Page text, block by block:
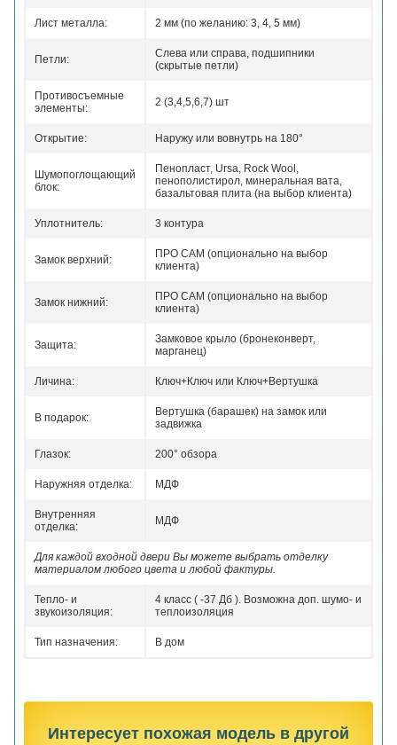
Лист металла: 2 мм (по желанию: 3, 4, 5 мм)
Петли:
Слева или справа, подшипники
(скрытые петли)
Противосъемные
элементы:
2 (3,4,5,6,7) шт
Открытие: Наружу или вовнутрь на 180°
Шумопоглощающий
блок:
Пенопласт, Ursa, Rock Wool,
пенополистирол, минеральная вата,
базальтовая плита (на выбор клиента)
Уплотнитель: 3 контура
Замок верхний:
ПРО САМ (опционально на выбор
клиента)
Замок нижний:
ПРО САМ (опционально на выбор
клиента)
Защита:
Замковое крыло (бронеконверт,
марганец)
Личина: Ключ+Ключ или Ключ+Вертушка
В подарок:
Вертушка (барашек) на замок или
задвижка
Глазок: 200° обзора
Наружняя отделка: МДФ
Внутренняя
отделка:
МДФ
Для каждой входной двери Вы можете выбрать отделку
материалом любого цвета и любой фактуры.
Тепло- и
звукоизоляция:
4 класс ( -37 Дб ). Возможна доп. шумо- и
теплоизоляция
Тип назначения: В дом
Интересует похожая модель в другой